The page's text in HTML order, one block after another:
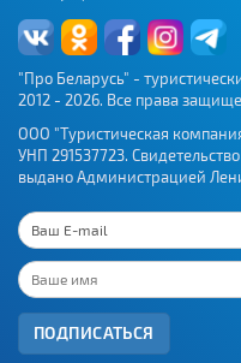
"Про Беларусь" -
2012 - 2026. Все права
ООО "Туристическая
УНП 291537723.
выдано Администрацией
ПОДПИСАТЬСЯ